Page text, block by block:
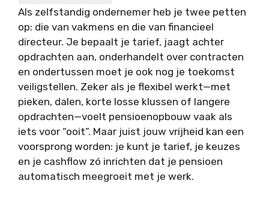
Als zelfstandig ondernemer heb je twee petten
op: die van vakmens en die van financieel
directeur. Je bepaalt je tarief, jaagt achter
opdrachten aan, onderhandelt over contracten
en ondertussen moet je ook nog je toekomst
veiligstellen. Zeker als je flexibel werkt—met
pieken, dalen, korte losse klussen of langere
opdrachten—voelt pensioenopbouw vaak als
iets voor “ooit”. Maar juist jouw vrijheid kan een
voorsprong worden: je kunt je tarief, je keuzes
en je cashflow zó inrichten dat je pensioen
automatisch meegroeit met je werk.